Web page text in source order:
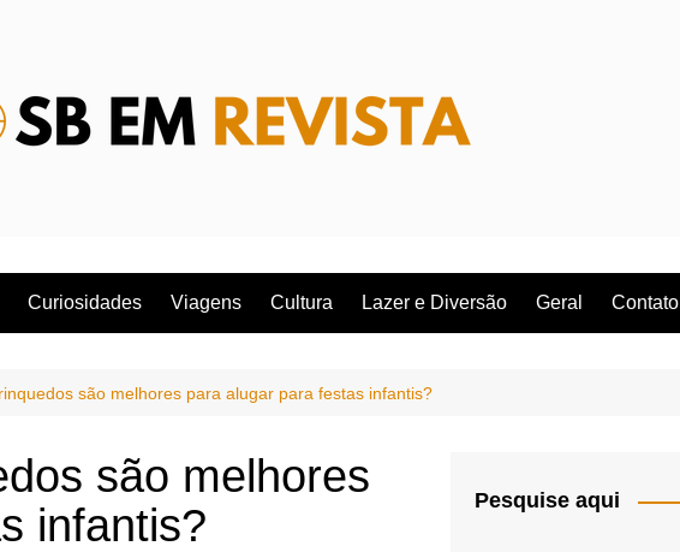
Curiosidades Viagens Cultura Lazer e Diversão Geral Contato
são melhores para alugar para festas infantis?
são melhores
infantis?
Pesquise aqui